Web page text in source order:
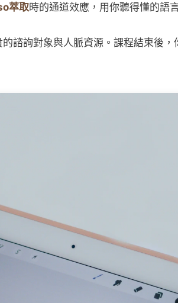
萃取時的通道效應，用你聽得懂的語
諮詢對象與人脈資源。課程結束後，